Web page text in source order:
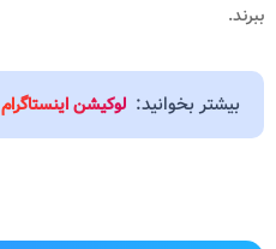
ببرند.
بیشتر بخوانید: لوکیشن اینستاگرام